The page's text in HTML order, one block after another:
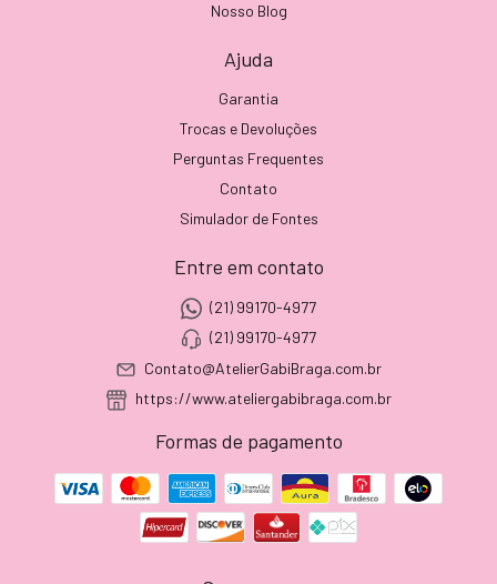
Nosso Blog
Ajuda
Garantia
Trocas e Devoluções
Perguntas Frequentes
Contato
Simulador de Fontes
Entre em contato
(21) 99170-4977
(21) 99170-4977
Contato@AtelierGabiBraga.com.br
https://www.ateliergabibraga.com.br
Formas de pagamento